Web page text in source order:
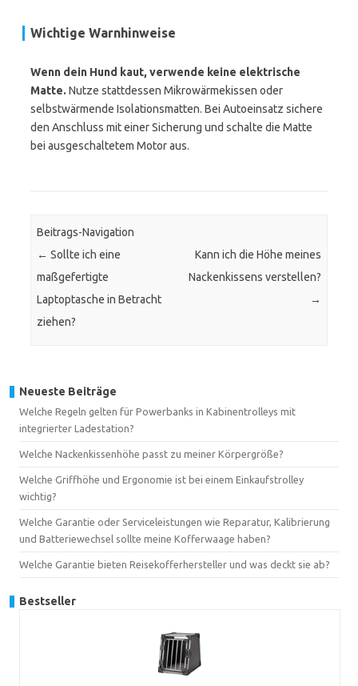
Wichtige Warnhinweise
Wenn dein Hund kaut, verwende keine elektrische
Matte. Nutze stattdessen Mikrowärmekissen oder
selbstwärmende Isolationsmatten. Bei Autoeinsatz sichere
den Anschluss mit einer Sicherung und schalte die Matte
bei ausgeschaltetem Motor aus.
Beitrags-Navigation
← Sollte ich eine
maßgefertigte
Laptoptasche in Betracht
ziehen?
Kann ich die Höhe meines
Nackenkissens verstellen?
→
Neueste Beiträge
Welche Regeln gelten für Powerbanks in Kabinentrolleys mit
integrierter Ladestation?
Welche Nackenkissenhöhe passt zu meiner Körpergröße?
Welche Griffhöhe und Ergonomie ist bei einem Einkaufstrolley
wichtig?
Welche Garantie oder Serviceleistungen wie Reparatur, Kalibrierung
und Batteriewechsel sollte meine Kofferwaage haben?
Welche Garantie bieten Reisekofferhersteller und was deckt sie ab?
Bestseller